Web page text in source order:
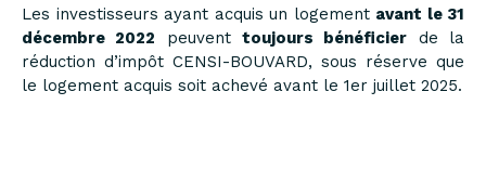
Les investisseurs ayant acquis un logement avant le 31
décembre 2022 peuventtoujours bénéficier de la
réduction d’impôt CENSI-BOUVARD, sous réserve que
le logement acquis soit achevé avant le 1er juillet 2025.